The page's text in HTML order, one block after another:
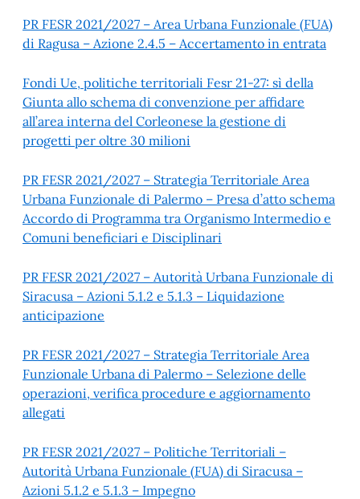
PR FESR 2021/2027 – Area Urbana Funzionale (FUA)
di Ragusa – Azione 2.4.5 – Accertamento in entrata
Fondi Ue, politiche territoriali Fesr 21-27: sì della
Giunta allo schema di convenzione per affidare
all’area interna del Corleonese la gestione di
progetti per oltre 30 milioni
PR FESR 2021/2027 – Strategia Territoriale Area
Urbana Funzionale di Palermo – Presa d’atto schema
Accordo di Programma tra Organismo Intermedio e
Comuni beneficiari e Disciplinari
PR FESR 2021/2027 – Autorità Urbana Funzionale di
Siracusa – Azioni 5.1.2 e 5.1.3 – Liquidazione
anticipazione
PR FESR 2021/2027 – Strategia Territoriale Area
Funzionale Urbana di Palermo – Selezione delle
operazioni, verifica procedure e aggiornamento
allegati
PR FESR 2021/2027 – Politiche Territoriali –
Autorità Urbana Funzionale (FUA) di Siracusa –
Azioni 5.1.2 e 5.1.3 – Impegno